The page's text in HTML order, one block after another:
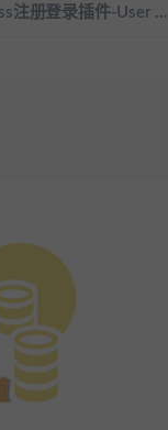
注册登录插件-User Re